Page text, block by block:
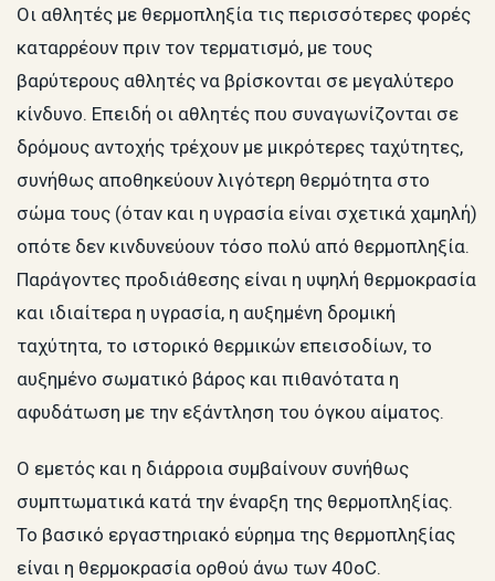
Οι αθλητές με θερμοπληξία τις περισσότερες φορές
καταρρέουν πριν τον τερματισμό, με τους
βαρύτερους αθλητές να βρίσκονται σε μεγαλύτερο
κίνδυνο. Επειδή οι αθλητές που συναγωνίζονται σε
δρόμους αντοχής τρέχουν με μικρότερες ταχύτητες,
συνήθως αποθηκεύουν λιγότερη θερμότητα στο
σώμα τους (όταν και η υγρασία είναι σχετικά χαμηλή)
οπότε δεν κινδυνεύουν τόσο πολύ από θερμοπληξία.
Παράγοντες προδιάθεσης είναι η υψηλή θερμοκρασία
και ιδιαίτερα η υγρασία, η αυξημένη δρομική
ταχύτητα, το ιστορικό θερμικών επεισοδίων, το
αυξημένο σωματικό βάρος και πιθανότατα η
αφυδάτωση με την εξάντληση του όγκου αίματος.
Ο εμετός και η διάρροια συμβαίνουν συνήθως
συμπτωματικά κατά την έναρξη της θερμοπληξίας.
Το βασικό εργαστηριακό εύρημα της θερμοπληξίας
είναι η θερμοκρασία ορθού άνω των 40oC.